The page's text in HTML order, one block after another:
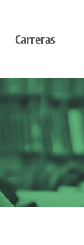
Carreras